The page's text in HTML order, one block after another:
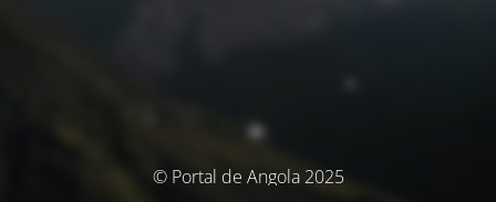
© Portal de Angola 2025